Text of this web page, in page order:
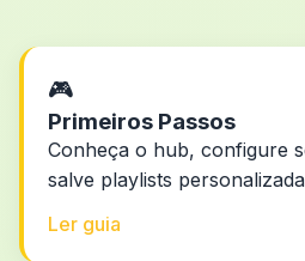
🎮
Primeiros Passos
Conheça o hub, configure
salve playlists
Ler guia